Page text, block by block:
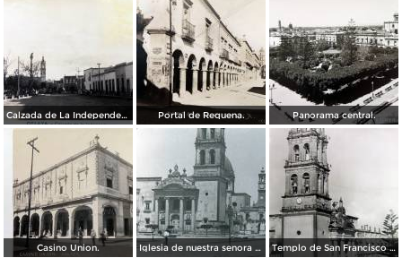
Calzada de La Independencia. ( Circulada el 3 de Enero de 1921 ). Portal de Requena. Panorama central.
Casino Union. Iglesia de nuestra senora del Carmen por el fotografo William H. Rau. Templo de San Francisco Celaya, Guanajuato.